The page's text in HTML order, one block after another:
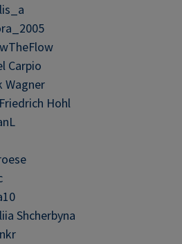
Carpio
Wagner
Hohl
Shcherbyna